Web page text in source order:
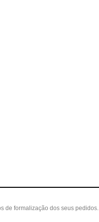
de formalização dos seus pedidos.